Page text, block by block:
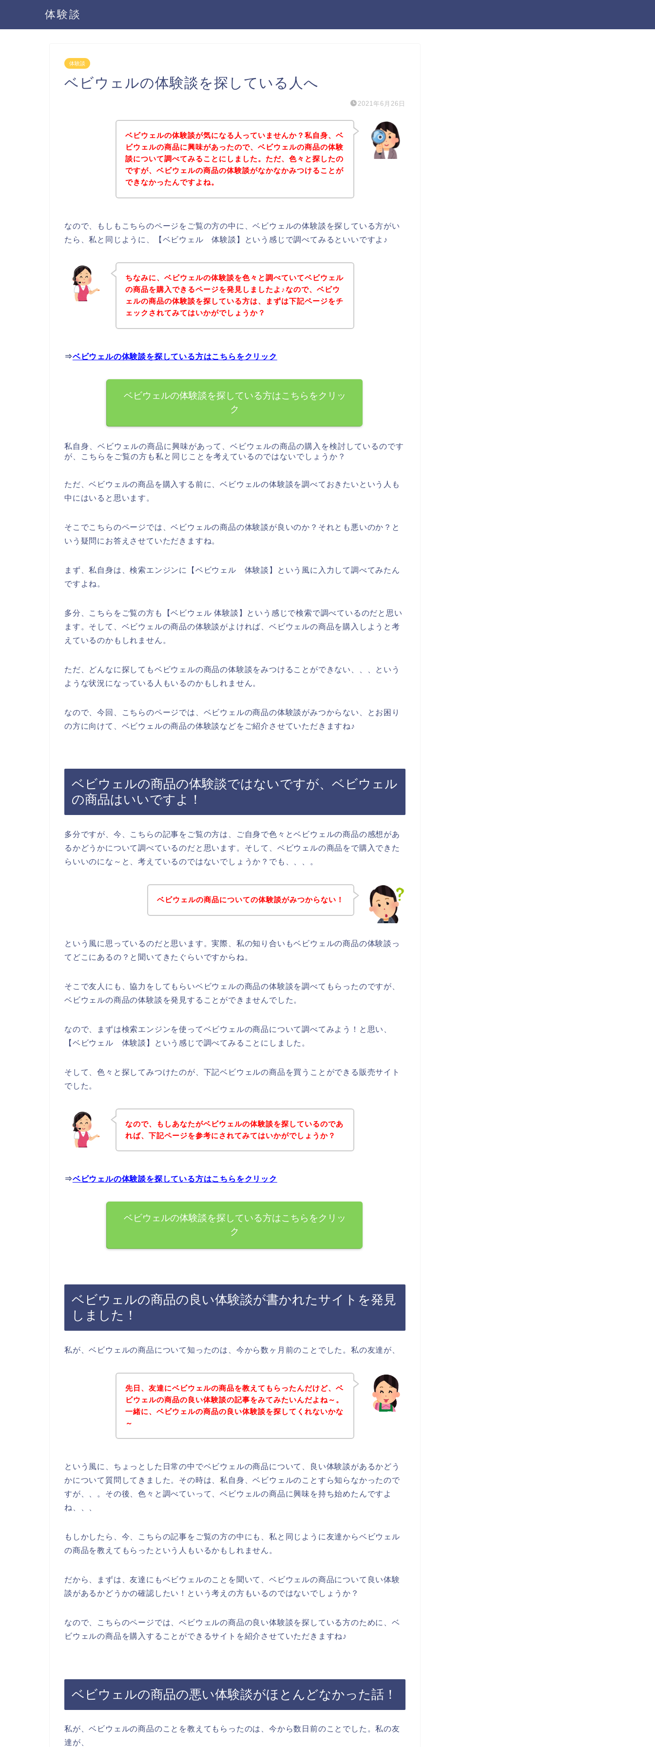
体験談
体験談
ベビウェルの体験談を探している人へ
2021年6月26日
ベビウェルの体験談が気になる人っていませんか？私自身、ベ
ビウェルの商品に興味があったので、ベビウェルの商品の体験
談について調べてみることにしました。ただ、色々と探したの
ですが、ベビウェルの商品の体験談がなかなかみつけることが
できなかったんですよね。
なので、もしもこちらのページをご覧の方の中に、ベビウェルの体験談を探している方がい
たら、私と同じように、【ベビウェル 体験談】という感じで調べてみるといいですよ♪
ちなみに、ベビウェルの体験談を色々と調べていてベビウェル
の商品を購入できるページを発見しましたよ♪なので、ベビウ
ェルの商品の体験談を探している方は、まずは下記ページをチ
ェックされてみてはいかがでしょうか？
⇒ベビウェルの体験談を探している方はこちらをクリック
ベビウェルの体験談を探している方はこちらをクリッ
ク
私自身、ベビウェルの商品に興味があって、ベビウェルの商品の購入を検討しているのです
が、こちらをご覧の方も私と同じことを考えているのではないでしょうか？
ただ、ベビウェルの商品を購入する前に、ベビウェルの体験談を調べておきたいという人も
中にはいると思います。
そこでこちらのページでは、ベビウェルの商品の体験談が良いのか？それとも悪いのか？と
いう疑問にお答えさせていただきますね。
まず、私自身は、検索エンジンに【ベビウェル 体験談】という風に入力して調べてみたん
ですよね。
多分、こちらをご覧の方も【ベビウェル 体験談】という感じで検索で調べているのだと思い
ます。そして、ベビウェルの商品の体験談がよければ、ベビウェルの商品を購入しようと考
えているのかもしれません。
ただ、どんなに探してもベビウェルの商品の体験談をみつけることができない、、、という
ような状況になっている人もいるのかもしれません。
なので、今回、こちらのページでは、ベビウェルの商品の体験談がみつからない、とお困り
の方に向けて、ベビウェルの商品の体験談などをご紹介させていただきますね♪
ベビウェルの商品の体験談ではないですが、ベビウェル
の商品はいいですよ！
多分ですが、今、こちらの記事をご覧の方は、ご自身で色々とベビウェルの商品の感想があ
るかどうかについて調べているのだと思います。そして、ベビウェルの商品をで購入できた
らいいのにな～と、考えているのではないでしょうか？でも、、、。
ベビウェルの商品についての体験談がみつからない！
という風に思っているのだと思います。実際、私の知り合いもベビウェルの商品の体験談っ
てどこにあるの？と聞いてきたぐらいですからね。
そこで友人にも、協力をしてもらいベビウェルの商品の体験談を調べてもらったのですが、
ベビウェルの商品の体験談を発見することができませんでした。
なので、まずは検索エンジンを使ってベビウェルの商品について調べてみよう！と思い、
【ベビウェル 体験談】という感じで調べてみることにしました。
そして、色々と探してみつけたのが、下記ベビウェルの商品を買うことができる販売サイト
でした。
なので、もしあなたがベビウェルの体験談を探しているのであ
れば、下記ページを参考にされてみてはいかがでしょうか？
⇒ベビウェルの体験談を探している方はこちらをクリック
ベビウェルの体験談を探している方はこちらをクリッ
ク
ベビウェルの商品の良い体験談が書かれたサイトを発見
しました！
私が、ベビウェルの商品について知ったのは、今から数ヶ月前のことでした。私の友達が、
先日、友達にベビウェルの商品を教えてもらったんだけど、ベ
ビウェルの商品の良い体験談の記事をみてみたいんだよね～。
一緒に、ベビウェルの商品の良い体験談を探してくれないかな
～
という風に、ちょっとした日常の中でベビウェルの商品について、良い体験談があるかどう
かについて質問してきました。その時は、私自身、ベビウェルのことすら知らなかったので
すが、、。その後、色々と調べていって、ベビウェルの商品に興味を持ち始めたんですよ
ね、、、
もしかしたら、今、こちらの記事をご覧の方の中にも、私と同じように友達からベビウェル
の商品を教えてもらったという人もいるかもしれません。
だから、まずは、友達にもベビウェルのことを聞いて、ベビウェルの商品について良い体験
談があるかどうかの確認したい！という考えの方もいるのではないでしょうか？
なので、こちらのページでは、ベビウェルの商品の良い体験談を探している方のために、ベ
ビウェルの商品を購入することができるサイトを紹介させていただきますね♪
ベビウェルの商品の悪い体験談がほとんどなかった話！
私が、ベビウェルの商品のことを教えてもらったのは、今から数日前のことでした。私の友
達が、